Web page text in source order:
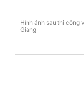
Hình ảnh sau thi công
Giang